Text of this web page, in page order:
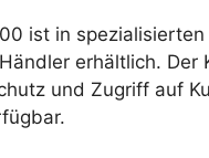
ist in
erhältlich.
und Zugriff auf